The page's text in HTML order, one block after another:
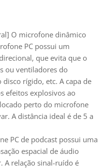
O microfone dinâmico
PC possui um
que evita que o
ou ventiladores do
rígido, etc. A capa de
efeitos explosivos ao
perto do microfone
A distância ideal é de 5 a
PC de podcast possui uma
espacial de áudio
A relação sinal-ruído é